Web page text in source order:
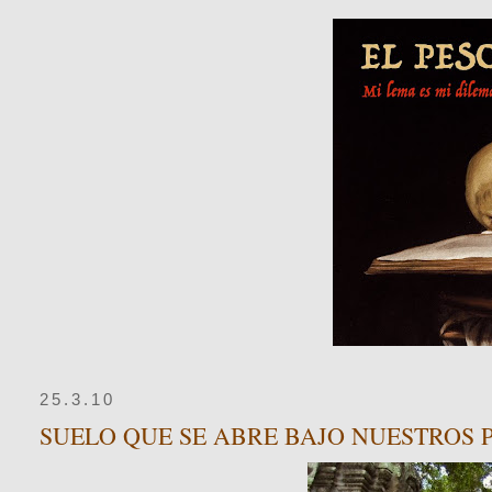
25.3.10
SUELO QUE SE ABRE BAJO NUESTROS